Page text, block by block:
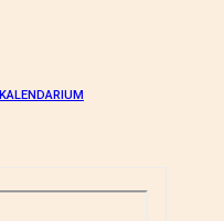
KALENDARIUM